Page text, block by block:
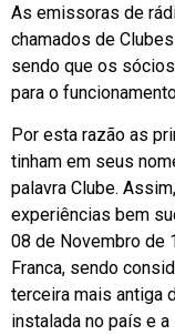
As emissoras de
chamados de
sendo que os
para o
Por esta razão as
tinham em seus
palavra Clube.
experiências bem
08 de Novembro de
Franca, sendo
terceira mais antiga
instalada no país e